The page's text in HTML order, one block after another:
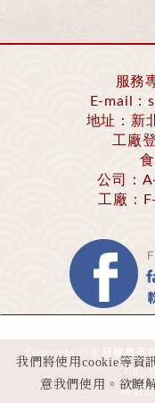
我們將使用cookie等資
意我們使用。欲瞭
服務
E-mail：
地址：新
工廠
公司：
工廠：
Copyright © 生發號農產
Co.,
網頁